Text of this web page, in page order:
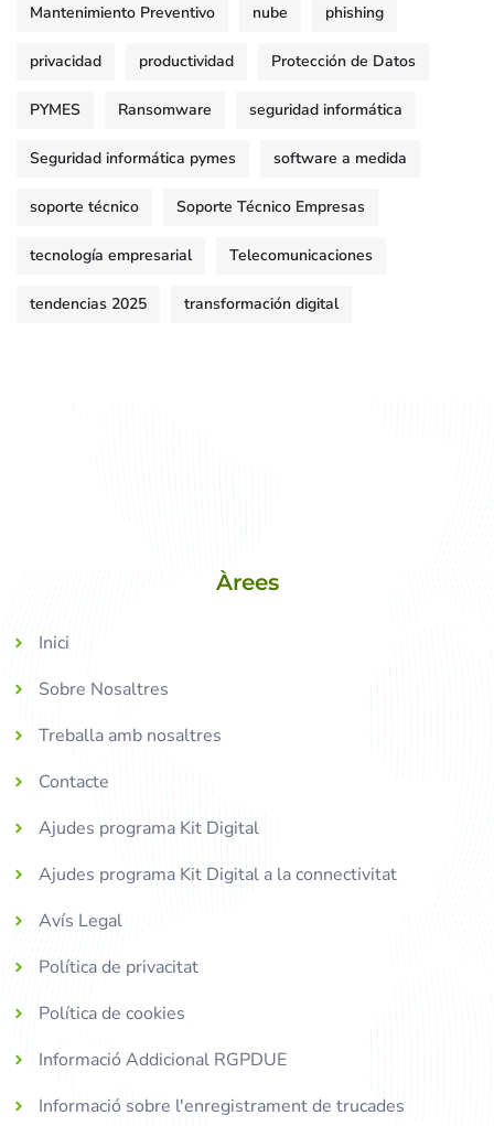
Mantenimiento Preventivo nube phishing
privacidad productividad Protección de Datos
PYMES Ransomware seguridad informática
Seguridad informática pymes software a medida
soporte técnico Soporte Técnico Empresas
tecnología empresarial Telecomunicaciones
tendencias 2025 transformación digital
Àrees
Inici
Sobre Nosaltres
Treballa amb nosaltres
Contacte
Ajudes programa Kit Digital
Ajudes programa Kit Digital a la connectivitat
Avís Legal
Política de privacitat
Política de cookies
Informació Addicional RGPDUE
Informació sobre l'enregistrament de trucades